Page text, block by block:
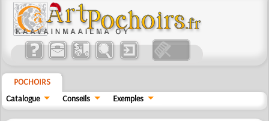
POCHOIRS
Catalogue
Conseils Exemples